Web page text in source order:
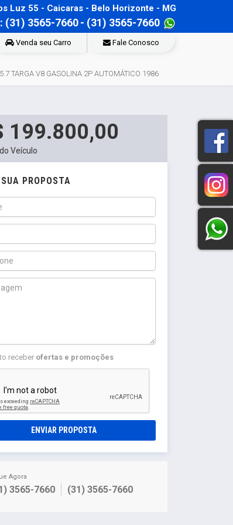
Luz 55 - Caicaras - Belo Horizonte - MG
(31) 3565-7660- (31) 3565-7660
Venda seu Carro Fale Conosco
TARGA V8 GASOLINA 2P AUTOMÁTICO 1986
199.800,00
Veículo
PROPOSTA
receber ofertas e promoções
ENVIAR PROPOSTA
Agora
3565-7660 (31) 3565-7660